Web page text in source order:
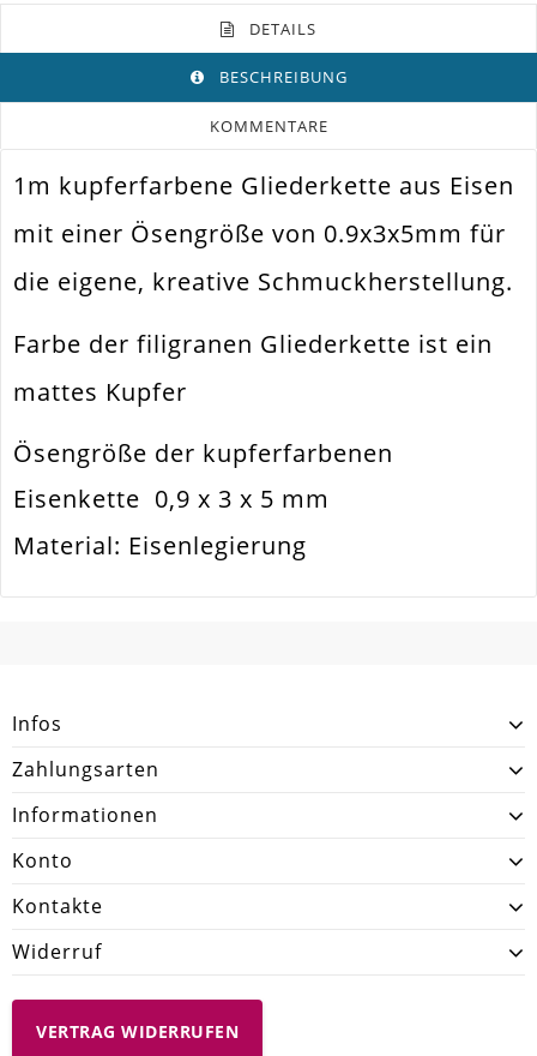
DETAILS
BESCHREIBUNG
KOMMENTARE
Farbe Kupfer
Funktion Schmuck Kette
Spezifikation Gliederkette
Ketten Herstellen. Ohrhänger
Materialstärke
1m kupferfarbene Gliederkette aus Eisen
mit einer Ösengröße von 0.9x3x5mm für
die eigene, kreative Schmuckherstellung.
Farbe der filigranen Gliederkette ist ein
mattes Kupfer
Ösengröße der kupferfarbenen
Eisenkette 0,9 x 3 x 5 mm
Material: Eisenlegierung
Infos
Zahlungsarten
Informationen
Konto
Kontakte
Widerruf
VERTRAG WIDERRUFEN